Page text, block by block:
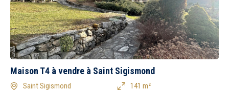
Maison T4 à vendre à Saint Sigismond
Saint Sigismond 141 m²